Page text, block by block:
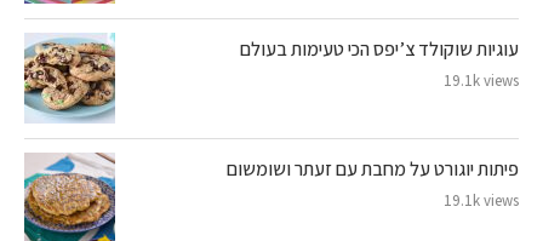
עוגיות שוקולד צ’יפס הכי טעימות בעולם
19.1k views
פיתות יוגורט על מחבת עם זעתר ושומשום
19.1k views